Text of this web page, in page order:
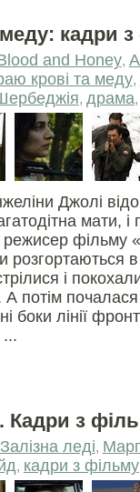
кадри
and Honey,
крові та меду,
, драма
Джолі
мати,
фільму
розгортаються
і
А потім
боки лінії
...
Кадри з
Залізна леді,
, кадри з фільму